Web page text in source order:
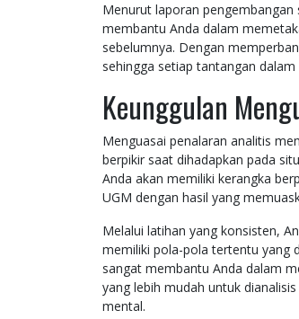
Menurut laporan pengembangan
membantu Anda dalam
sebelumnya. Dengan
sehingga setiap tantangan
Keunggulan
Menguasai penalaran analitis
berpikir saat dihadapkan pada
Anda akan memiliki kerangka
UGM dengan hasil yang
Melalui latihan yang konsisten,
memiliki pola-pola tertentu yang
sangat membantu Anda dalam
yang lebih mudah untuk
mental.